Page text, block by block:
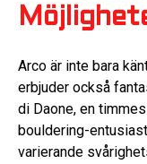
Arco är inte bara
erbjuder också
di Daone, en
bouldering-
varierande